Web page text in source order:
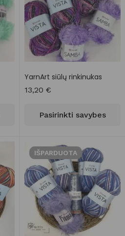
YarnArt siūlų rinkinukas
13,20 €
Pasirinkti savybes
IŠPARDUOTA